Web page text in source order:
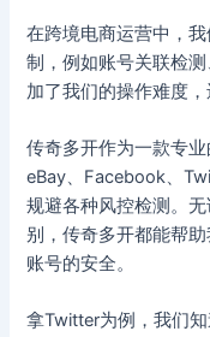
在跨境电商运营中，
制，例如账号关联检
加了我们的操作难度，
传奇多开作为一款专
eBay、Facebook、
规避各种风控检测。
别，传奇多开都能帮
账号的安全。
拿Twitter为例，我们